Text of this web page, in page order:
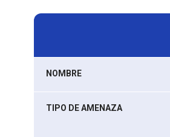
NOMBRE
TIPO DE AMENAZA